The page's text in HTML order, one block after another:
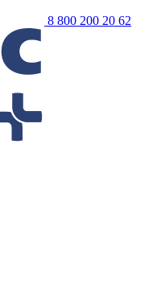
8 800 200 20 62